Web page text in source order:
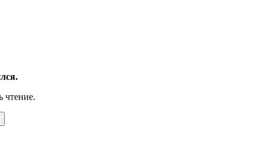
чтение.